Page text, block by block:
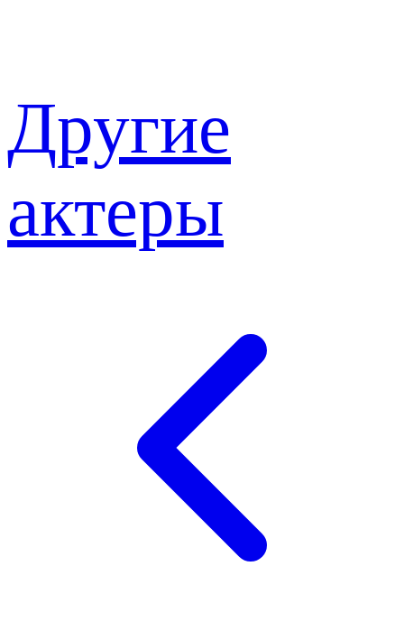
Другие
актеры